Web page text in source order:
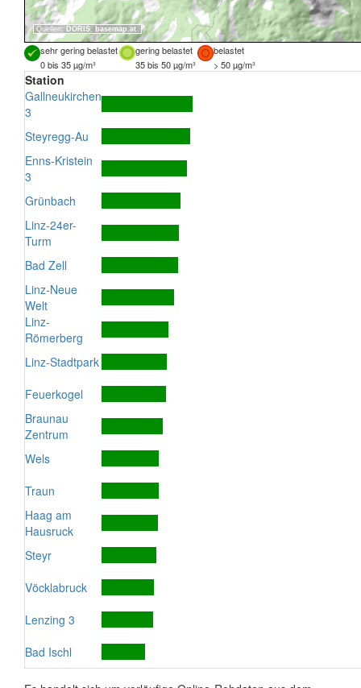
Quellen: DORIS, basemap.at
sehr gering belastet gering belastet
belastet
0 bis 35 µg/m³
35 bis 50 µg/m³ > 50 µg/m³
Station
Gallneukirchen
3
Steyregg-Au
Enns-Kristein
3
Grünbach
Linz-24er-
Turm
Bad Zell
Linz-Neue
Welt
Linz-
Römerberg
Linz-Stadtpark
Feuerkogel
Braunau
Zentrum
Wels
Traun
Haag am
Hausruck
Steyr
Vöcklabruck
Lenzing 3
Bad Ischl